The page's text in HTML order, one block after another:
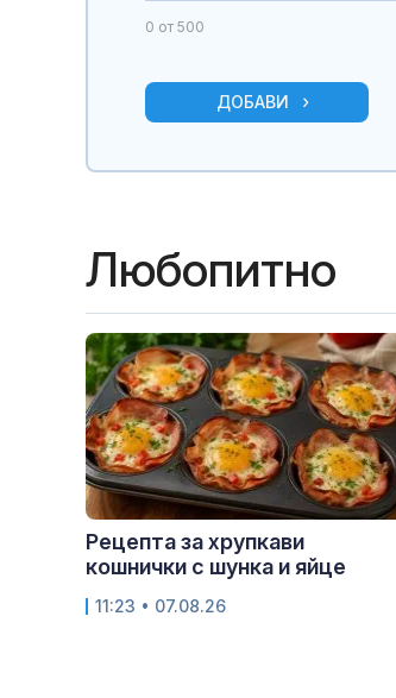
0 от 500
ДОБАВИ
Любопитно
Рецепта за хрупкави
кошнички с шунка и яйце
11:23 • 07.08.26